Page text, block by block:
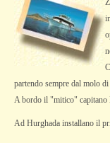
partendo sempre dal molo
A bordo il "mitico" capitano
Ad Hurghada installano il